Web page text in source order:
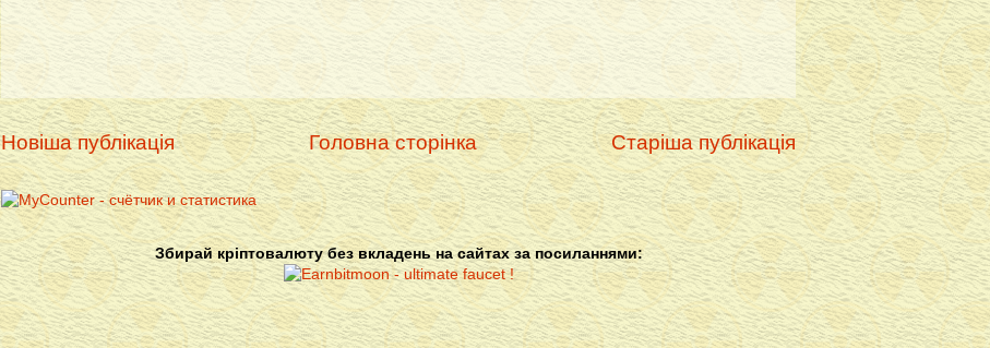
Новіша публікація Старіша публікація
Головна сторінка
Збирай кріптовалюту без вкладень на сайтах за посиланнями: